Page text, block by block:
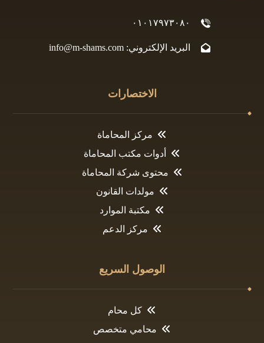
٠١٠١٧٩٧٣٠٨٠
البريد الإلكتروني: info@m-shams.com
الاختصارات
مركز المحاماة
أدوات مكتب المحاماة
محتوى شركة المحاماة
مولدات القانون
مكتبة الموارد
مركز الدعم
الوصول السريع
كل محام
محامي متخصص